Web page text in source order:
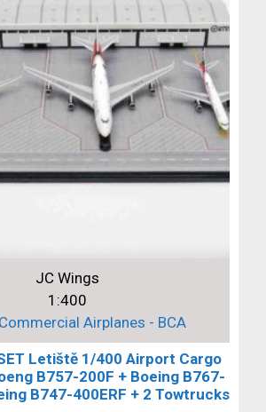
JC Wings
1:400
Airplanes - BCA
Letiště 1/400 Airport Cargo
B757-200F + Boeing B767-
B747-400ERF + 2 Towtrucks